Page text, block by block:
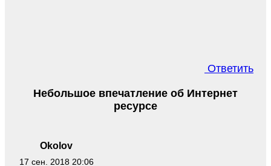
Ответить
Okolov
17 сен. 2018 20:06
Небольшое впечатление об Интернет
ресурсе